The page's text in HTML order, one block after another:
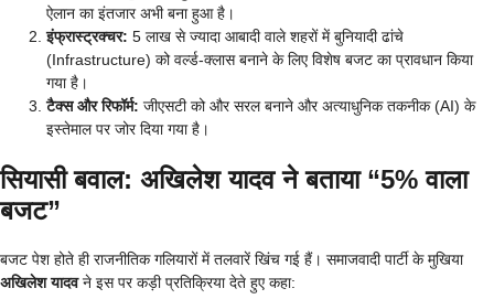
ऐलान का इंतजार अभी बना हुआ है।
इंफ्रास्ट्रक्चर: 5 लाख से ज्यादा आबादी वाले शहरों में बुनियादी ढांचे
(Infrastructure) को वर्ल्ड-क्लास बनाने के लिए विशेष बजट का प्रावधान किया
गया है।
टैक्स और रिफॉर्म: जीएसटी को और सरल बनाने और अत्याधुनिक तकनीक (AI) के
इस्तेमाल पर जोर दिया गया है।
सियासी बवाल: अखिलेश यादव ने बताया “5% वाला
बजट”
बजट पेश होते ही राजनीतिक गलियारों में तलवारें खिंच गई हैं। समाजवादी पार्टी के मुखिया
अखिलेश यादवने इस पर कड़ी प्रतिक्रिया देते हुए कहा: